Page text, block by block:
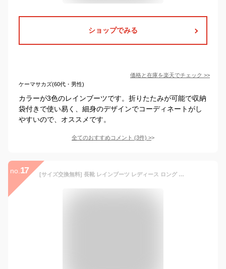
ショップでみる
価格と在庫を楽天でチェック >>
ケーマサカズ(60代・男性)
カラーが3色のレインブーツです。折りたたみが可能で収納
袋付きで使い易く、細身のデザインでコーディネートがし
やすいので、オススメです。
全てのおすすめコメント (3件) >
no. 17 [サイズ交換無料] 長靴 レインブーツ レディース ロング 21cm～28cm 長くつ 靴 ラバーブーツ メンズ キッズ 大きいサイズ 雨 雨用 収納袋付き キャンプ フェス アウトドア ガーデニング 農作業 釣り フィッシング フィールドア 折りたたみ FIELDOOR 1年保証 ★[送料無料]